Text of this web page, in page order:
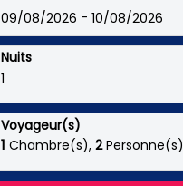
09/08/2026 - 10/08/2026
Nuits
Voyageur(s)
1 Chambre(s), 2Personne(s)